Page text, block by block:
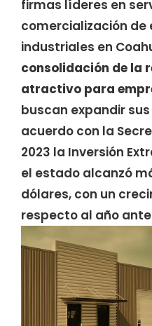
firmas líderes en
comercialización de
industriales en
consolidación de la
atractivo para
buscan expandir
acuerdo con la
2023 la Inversión
el estado alcanzó
dólares, con un
respecto al año